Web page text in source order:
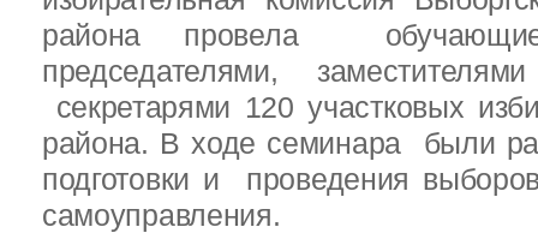
района провела
председателями,
секретарями 120 участковых
района. В ходе семинара были
подготовки и проведения
самоуправления.